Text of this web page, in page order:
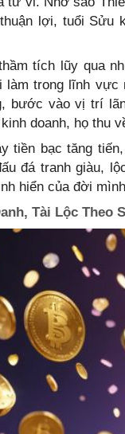
lợi, tuổi Sửu
tích lũy qua
làm trong lĩnh vực
bước vào vị trí
doanh, họ thu
tiền bạc tăng
đá tranh giàu,
hiển của đời
Tài Lộc Theo